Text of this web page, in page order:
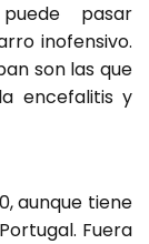
pasar
inofensivo.
son las que
encefalitis y
aunque tiene
Fuera